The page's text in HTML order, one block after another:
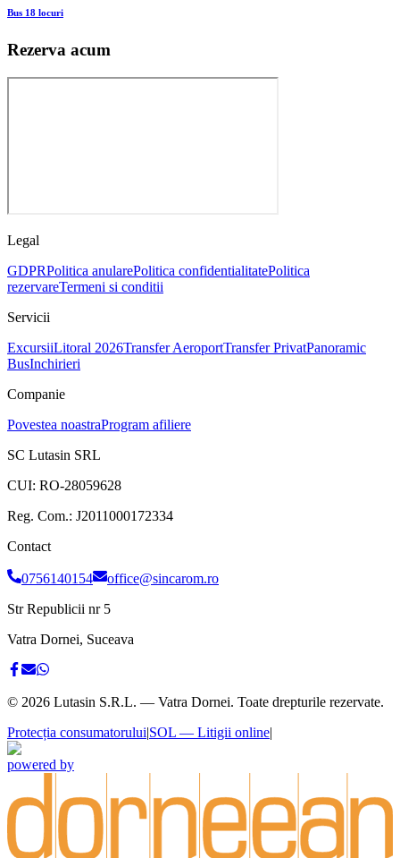
Bus 18 locuri
Rezerva acum
Legal
GDPRPolitica anularePolitica confidentialitatePolitica
rezervareTermeni si conditii
Servicii
ExcursiiLitoral 2026Transfer AeroportTransfer PrivatPanoramic
BusInchirieri
Companie
Povestea noastraProgram afiliere
SC Lutasin SRL
CUI: RO-28059628
Reg. Com.: J2011000172334
Contact
0756140154
office@sincarom.ro
Str Republicii nr 5
Vatra Dornei, Suceava
© 2026 Lutasin S.R.L. — Vatra Dornei. Toate drepturile rezervate.
Protecția consumatorului|SOL — Litigii online|
powered by